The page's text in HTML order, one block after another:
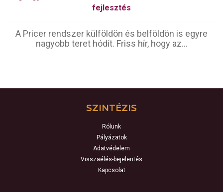
fejlesztés
A Pricer rendszer külföldön és belföldön is egyre
nagyobb teret hódít. Friss hír, hogy az...
SZINTÉZIS
Rólunk
Pályázatok
Adatvédelem
Visszaélés-bejelentés
Kapcsolat